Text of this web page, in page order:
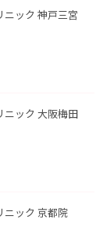
ニック 神戸三宮
ニック 大阪梅田
ニック 京都院